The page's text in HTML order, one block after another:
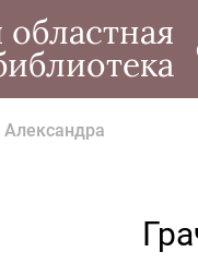
Александра